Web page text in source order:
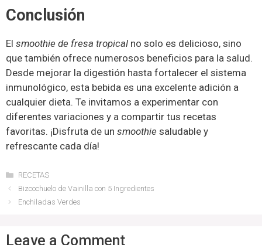
Conclusión
El smoothie de fresa tropical no solo es delicioso, sino
que también ofrece numerosos beneficios para la salud.
Desde mejorar la digestión hasta fortalecer el sistema
inmunológico, esta bebida es una excelente adición a
cualquier dieta. Te invitamos a experimentar con
diferentes variaciones y a compartir tus recetas
favoritas. ¡Disfruta de un smoothie saludable y
refrescante cada día!
Categories
RECETAS
Bizcochuelo de Vainilla con 5 Ingredientes
Enchiladas Verdes
Leave a Comment